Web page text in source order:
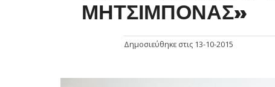
ΜΗΤΣΙΜΠΟΝΑΣ»
Δημοσιεύθηκε στις 13-10-2015